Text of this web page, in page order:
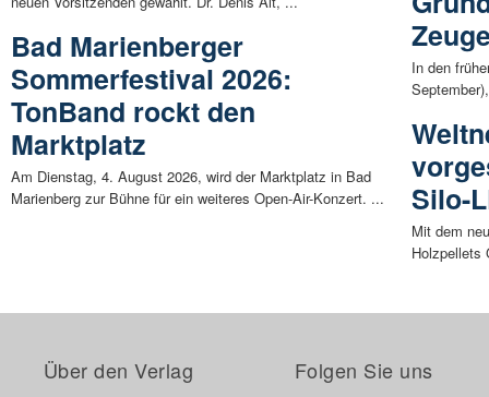
Bad Marienberger
Sommerfestival 2026:
TonBand rockt den
Marktplatz
Am Dienstag, 4. August 2026, wird der Marktplatz in Bad
Marienberg zur Bühne für ein weiteres Open-Air-Konzert. ...
In den
Silo-
Mit dem
Holzpellets
Über den Verlag Folgen Sie uns